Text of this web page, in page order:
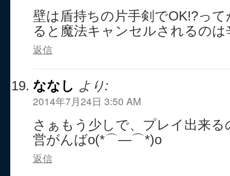
壁は盾持ちの片手剣でOK!?っ
ると魔法キャンセルされるのは
返信
ななし より:
2014年7月24日 3:50 AM
さぁもう少しで、プレイ出来
営がんばo(*⌒―⌒*)o
返信